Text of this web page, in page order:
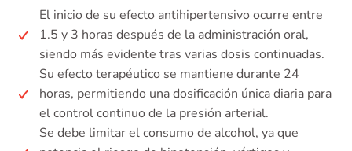
El inicio de su efecto antihipertensivo ocurre entre
1.5 y 3 horas después de la administración oral,
siendo más evidente tras varias dosis continuadas.
Su efecto terapéutico se mantiene durante 24
horas, permitiendo una dosificación única diaria para
el control continuo de la presión arterial.
Se debe limitar el consumo de alcohol, ya que